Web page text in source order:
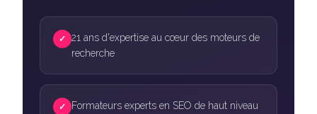
✓
21 ans d'expertise au cœur des moteurs de
recherche
✓ Formateurs experts en SEO de haut niveau